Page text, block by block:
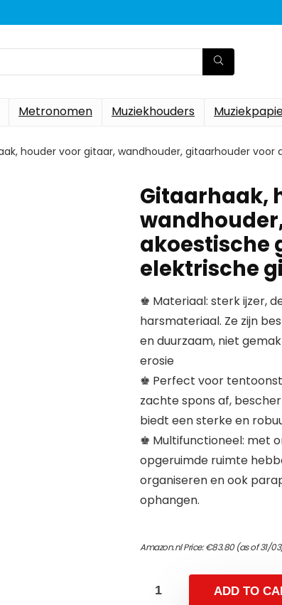
Metronomen Muziekhouders
houder voor gitaar, wandhouder, gitaarhouder
Gitaarhaak,
akoestische
elektrische
♚ Materiaal: sterk ijzer,
harsmateriaal. Ze zijn
en duurzaam, niet
erosie
♚ Perfect voor
zachte spons af,
biedt een sterke en
♚ Multifunctioneel: met
opgeruimde ruimte
organiseren en ook
ophangen.
Amazon.nl Price:€83.80(as of 31/
ADD TO